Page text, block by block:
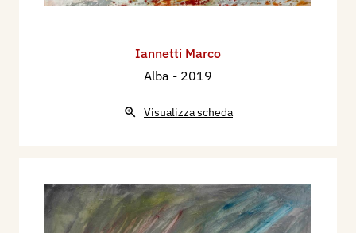
Iannetti Marco
Alba - 2019
Visualizza scheda